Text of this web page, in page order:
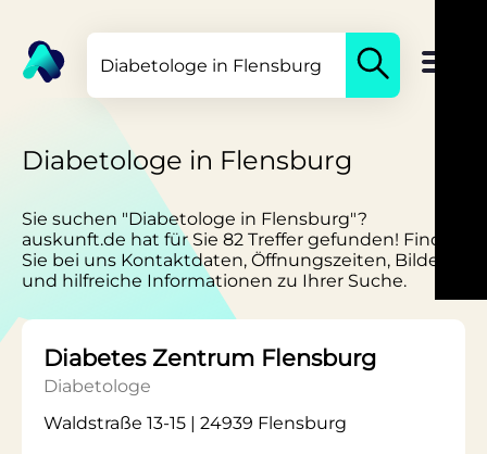
Diabetologe in Flensburg
Sie suchen "Diabetologe in Flensburg"?
auskunft.de hat für Sie 82 Treffer gefunden! Finden
Sie bei uns Kontaktdaten, Öffnungszeiten, Bilder
und hilfreiche Informationen zu Ihrer Suche.
Diabetes Zentrum Flensburg
Diabetologe
Waldstraße 13-15 | 24939 Flensburg